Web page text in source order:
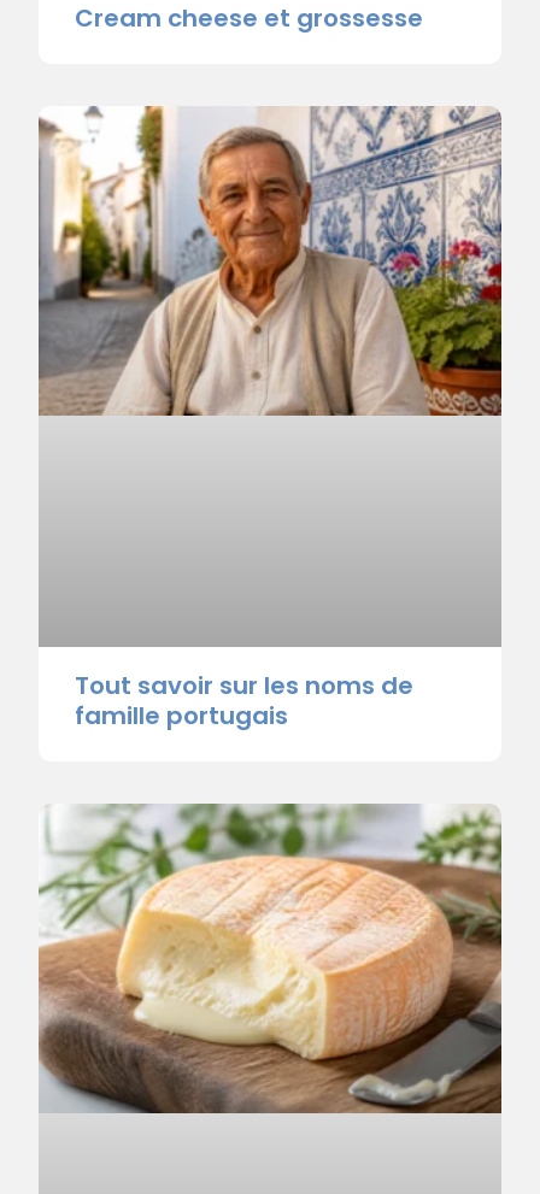
Cream cheese et grossesse
Tout savoir sur les noms de
famille portugais